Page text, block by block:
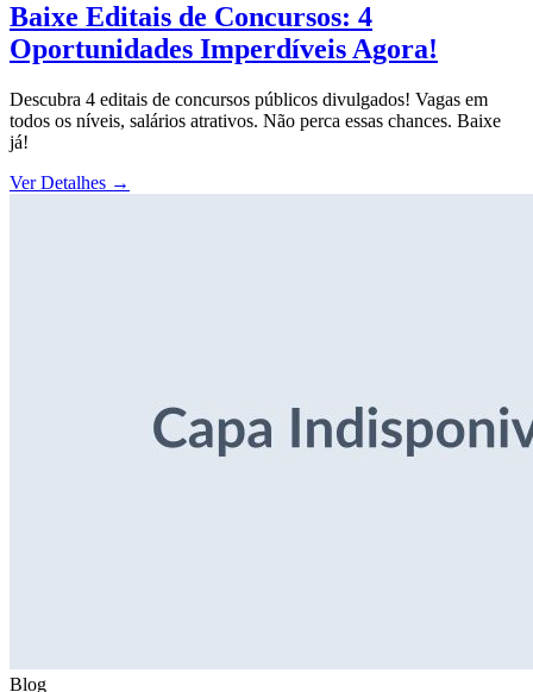
Baixe Editais de Concursos: 4
Oportunidades Imperdíveis Agora!
Descubra 4 editais de concursos públicos divulgados! Vagas em
todos os níveis, salários atrativos. Não perca essas chances. Baixe
já!
Ver Detalhes →
Blog